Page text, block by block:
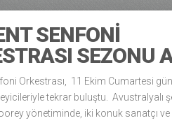
SENFONI
SEZONU
Orkestrası, 11 Ekim Cumartesi
tekrar buluştu. Avustralyalı
yönetiminde, iki konuk sanatçı